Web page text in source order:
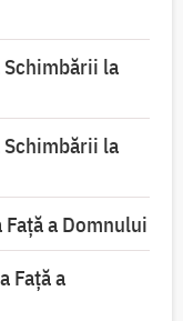
Schimbării la
Schimbării la
a Domnului
Faţă a